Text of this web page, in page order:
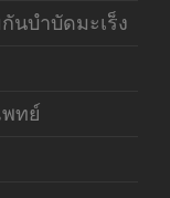
นบำบัดมะเร็ง
ทย์